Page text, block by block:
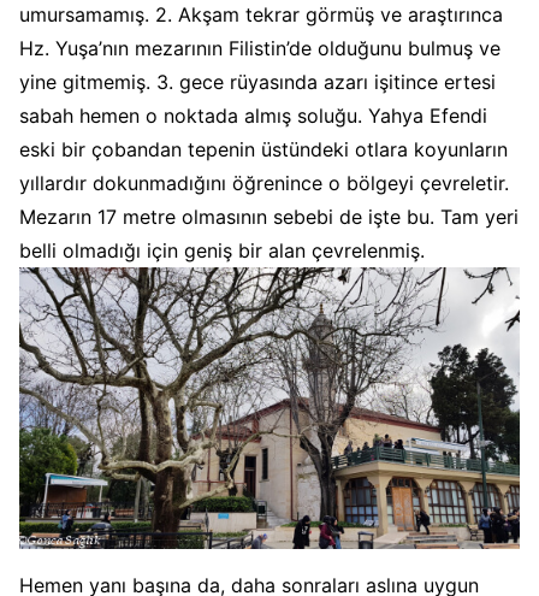
umursamamış. 2. Akşam tekrar görmüş ve araştırınca
Hz. Yuşa’nın mezarının Filistin’de olduğunu bulmuş ve
yine gitmemiş. 3. gece rüyasında azarı işitince ertesi
sabah hemen o noktada almış soluğu. Yahya Efendi
eski bir çobandan tepenin üstündeki otlara koyunların
yıllardır dokunmadığını öğrenince o bölgeyi çevreletir.
Mezarın 17 metre olmasının sebebi de işte bu. Tam yeri
belli olmadığı için geniş bir alan çevrelenmiş.
Hemen yanı başına da, daha sonraları aslına uygun